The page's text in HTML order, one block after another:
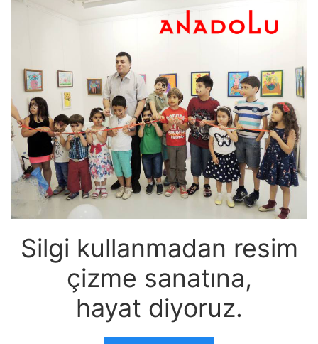
Silgi kullanmadan resim
çizme sanatına,
hayat diyoruz.